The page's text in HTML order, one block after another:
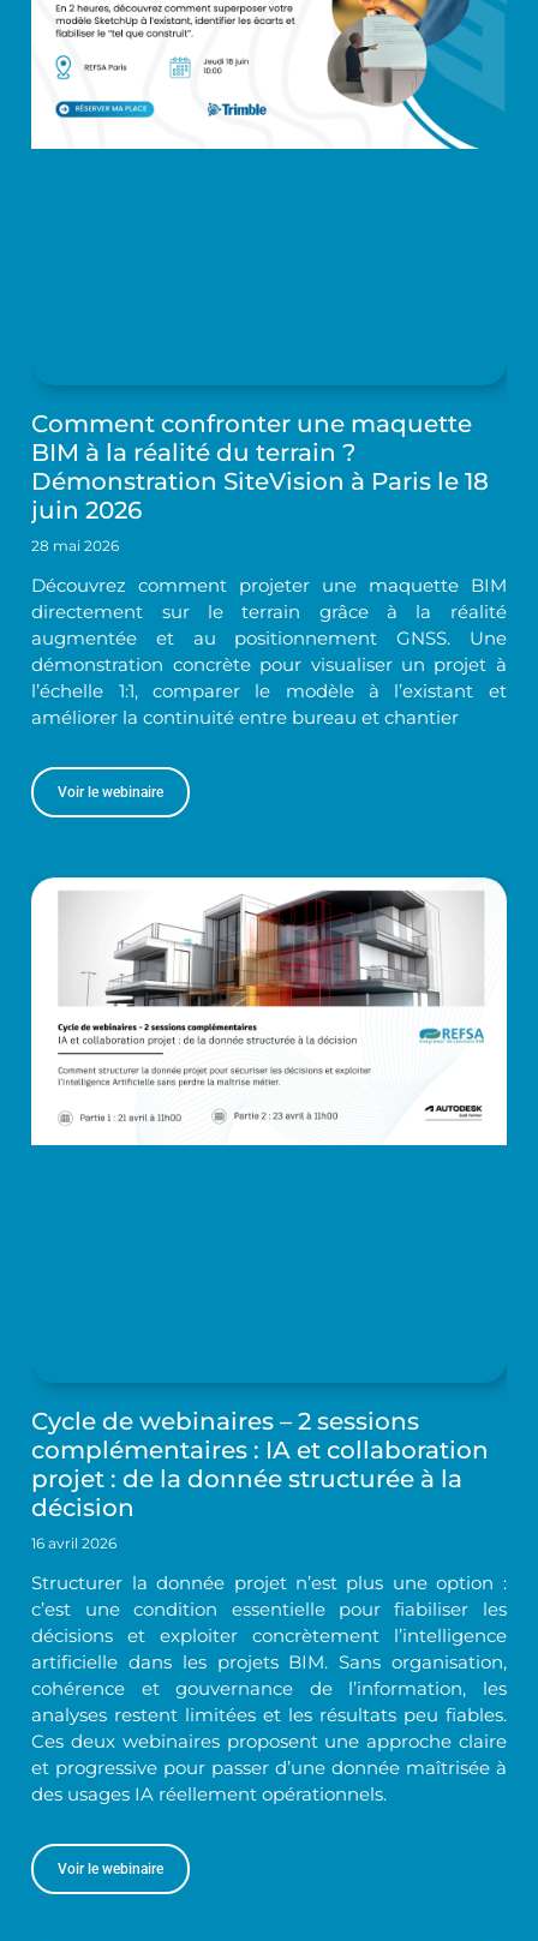
Comment confronter une maquette
BIM à la réalité du terrain ?
Démonstration SiteVision à Paris le 18
juin 2026
28 mai 2026
Découvrez comment projeter une maquette BIM
directement sur le terrain grâce à la réalité
augmentée et au positionnement GNSS. Une
démonstration concrète pour visualiser un projet à
l’échelle 1:1, comparer le modèle à l’existant et
améliorer la continuité entre bureau et chantier
Voir le webinaire
Cycle de webinaires – 2 sessions
complémentaires : IA et collaboration
projet : de la donnée structurée à la
décision
16 avril 2026
Structurer la donnée projet n’est plus une option :
c’est une condition essentielle pour fiabiliser les
décisions et exploiter concrètement l’intelligence
artificielle dans les projets BIM. Sans organisation,
cohérence et gouvernance de l’information, les
analyses restent limitées et les résultats peu fiables.
Ces deux webinaires proposent une approche claire
et progressive pour passer d’une donnée maîtrisée à
des usages IA réellement opérationnels.
Voir le webinaire